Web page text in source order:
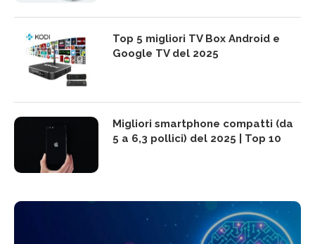
Top 5 migliori TV Box Android e
Google TV del 2025
Migliori smartphone compatti (da
5 a 6,3 pollici) del 2025 | Top 10